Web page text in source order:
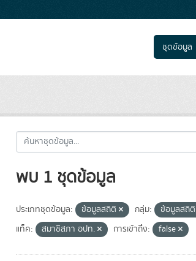
ชุดข้อมูล
พบ 1 ชุดข้อมูล
ประเภทชุดข้อมูล: ข้อมูลสถิติ กลุ่ม: ข้อมูลสถิ
แท็ค:
สมาชิสภา อปท. การเข้าถึง: false